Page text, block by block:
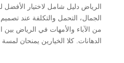
الرياض دليل شامل لاختيار
الجمال، التحمل والتكلفة عند تصميم
من الآباء والأمهات في الرياض بين
الدهانات. كلا الخيارين يمنحان